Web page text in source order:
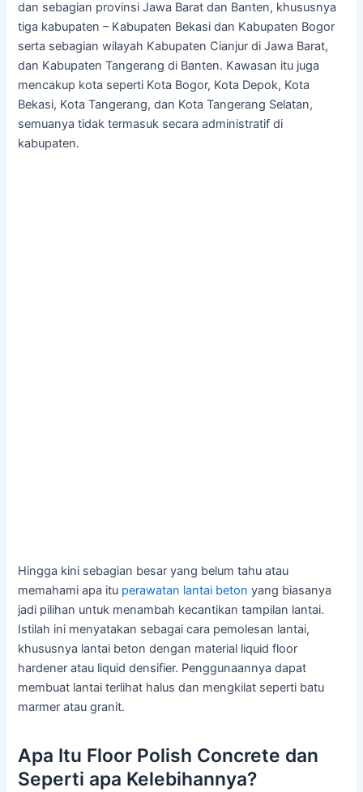
dan sebagian provinsi Jawa Barat dan Banten, khususnya
tiga kabupaten – Kabupaten Bekasi dan Kabupaten Bogor
serta sebagian wilayah Kabupaten Cianjur di Jawa Barat,
dan Kabupaten Tangerang di Banten. Kawasan itu juga
mencakup kota seperti Kota Bogor, Kota Depok, Kota
Bekasi, Kota Tangerang, dan Kota Tangerang Selatan,
semuanya tidak termasuk secara administratif di
kabupaten.
Hingga kini sebagian besar yang belum tahu atau
memahami apa itu perawatan lantai beton yang biasanya
jadi pilihan untuk menambah kecantikan tampilan lantai.
Istilah ini menyatakan sebagai cara pemolesan lantai,
khususnya lantai beton dengan material liquid floor
hardener atau liquid densifier. Penggunaannya dapat
membuat lantai terlihat halus dan mengkilat seperti batu
marmer atau granit.
Apa Itu Floor Polish Concrete dan
Seperti apa Kelebihannya?